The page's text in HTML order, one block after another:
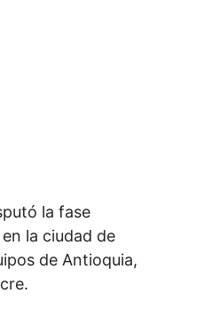
la fase
la ciudad de
de Antioquia,